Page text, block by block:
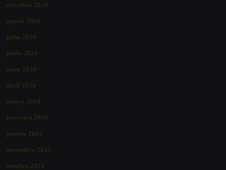
setembro 2024
agosto 2024
julho 2024
junho 2024
maio 2024
abril 2024
março 2024
fevereiro 2024
janeiro 2024
novembro 2023
outubro 2023